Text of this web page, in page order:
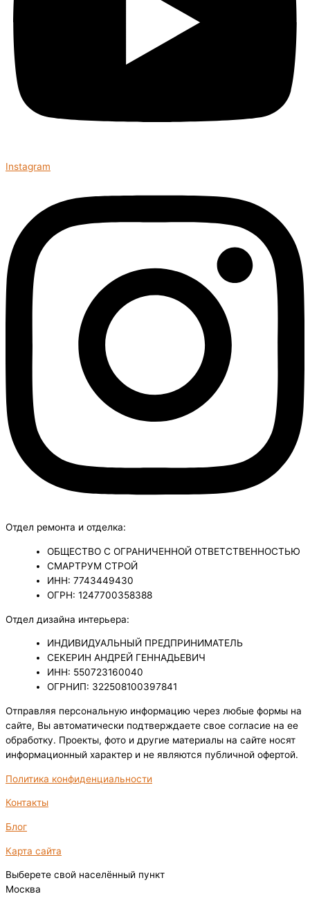
Instagram
Отдел ремонта и отделка:
ОБЩЕСТВО С ОГРАНИЧЕННОЙ ОТВЕТСТВЕННОСТЬЮ
СМАРТРУМ СТРОЙ
ИНН: 7743449430
ОГРН: 1247700358388
Отдел дизайна интерьера:
ИНДИВИДУАЛЬНЫЙ ПРЕДПРИНИМАТЕЛЬ
СЕКЕРИН АНДРЕЙ ГЕННАДЬЕВИЧ
ИНН: 550723160040
ОГРНИП: 322508100397841
Отправляя персональную информацию через любые формы на
сайте, Вы автоматически подтверждаете свое согласие на ее
обработку. Проекты, фото и другие материалы на сайте носят
информационный характер и не являются публичной офертой.
Политика конфиденциальности
Контакты
Блог
Карта сайта
Выберете свой населённый пункт
Москва